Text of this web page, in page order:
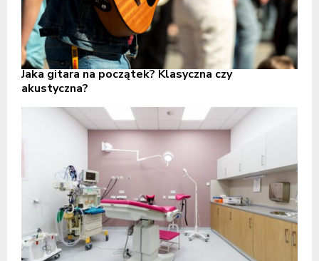
Jaka gitara na początek? Klasyczna czy
akustyczna?